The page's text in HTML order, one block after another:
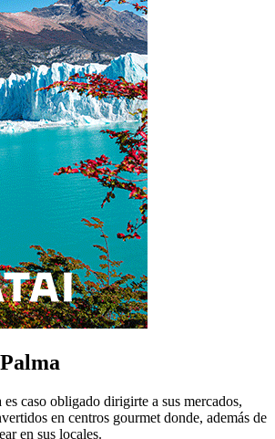
caso obligado dirigirte a sus mercados,
en centros gourmet donde, además de
en sus locales.